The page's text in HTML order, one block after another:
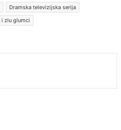
Dramska televizijska serija
i zlu glumci